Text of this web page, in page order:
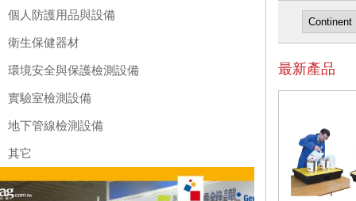
個人防護用品與設備
衛生保健器材
環境安全與保護檢測設備
實驗室檢測設備
地下管線檢測設備
其它
最新產品